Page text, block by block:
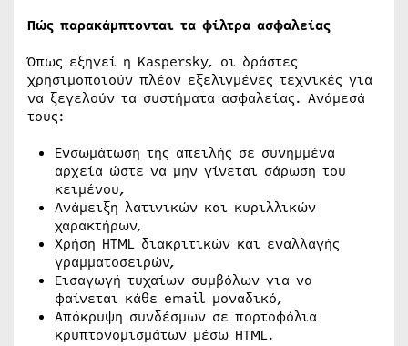
Πώς παρακάμπτονται τα φίλτρα ασφαλείας
Όπως εξηγεί η Kaspersky, οι δράστες
χρησιμοποιούν πλέον εξελιγμένες τεχνικές για
να ξεγελούν τα συστήματα ασφαλείας. Ανάμεσά
τους:
Ενσωμάτωση της απειλής σε συνημμένα
αρχεία ώστε να μην γίνεται σάρωση του
κειμένου,
Ανάμειξη λατινικών και κυριλλικών
χαρακτήρων,
Χρήση HTML διακριτικών και εναλλαγής
γραμματοσειρών,
Εισαγωγή τυχαίων συμβόλων για να
φαίνεται κάθε email μοναδικό,
Απόκρυψη συνδέσμων σε πορτοφόλια
κρυπτονομισμάτων μέσω HTML.